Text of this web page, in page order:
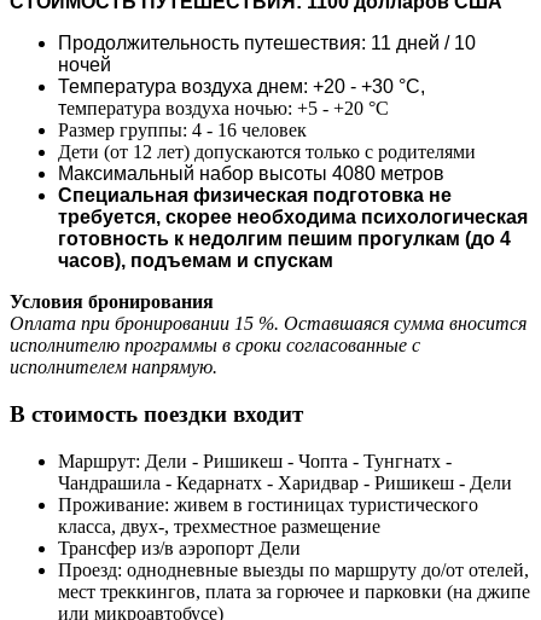
Продолжительность путешествия: 11 дней / 10
ночей
Температура воздуха днем: +20 - +30 °С,
температура воздуха ночью: +5 - +20 °С
Размер группы: 4 - 16 человек
Дети (от 12 лет) допускаются только с родителями
Максимальный набор высоты 4080 метров
Специальная физическая подготовка не
требуется, скорее необходима психологическая
готовность к недолгим пешим прогулкам (до 4
часов), подъемам и спускам
Условия бронирования
Оплата при бронировании 15 %. Оставшаяся сумма вносится
исполнителю программы в сроки согласованные с
исполнителем напрямую.
В стоимость поездки входит
Маршрут: Дели - Ришикеш - Чопта - Тунгнатх -
Чандрашила - Кедарнатх - Харидвар - Ришикеш - Дели
Проживание: живем в гостиницах туристического
класса, двух-, трехместное размещение
Трансфер из/в аэропорт Дели
Проезд: однодневные выезды по маршруту до/от отелей,
мест треккингов, плата за горючее и парковки (на джипе
или микроавтобусе)